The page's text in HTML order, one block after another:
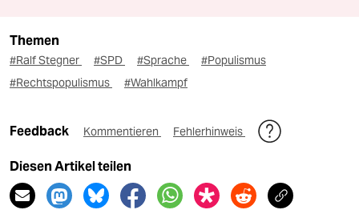
Themen
#Ralf Stegner #SPD #Sprache
#Populismus
#Rechtspopulismus
#Wahlkampf
Feedback Kommentieren Fehlerhinweis
Diesen Artikel teilen